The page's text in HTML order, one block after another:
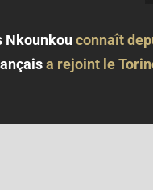
Nkounkouconnaît
a rejoint le